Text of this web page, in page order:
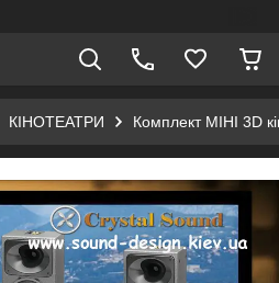
КІНОТЕАТРИ Комплект МІНІ 3D